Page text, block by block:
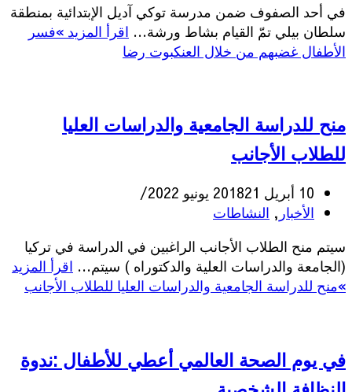
في أحد الصفوف ضمن مدرسة توكي آديل الإبتدائية بمنطقة
سلطان بيلي تمّ القيام بشاط ورشة… اقرأ المزيد »فسر
الأطفال غضبهم من خلال العنكبوت رضا
منح للدراسة الجامعية والدراسات العليا
للطلاب الأجانب
10 أبريل 2018
21 يونيو 2022
الأخبار , النشاطات
سيتم منح الطلاب الأجانب الراغبين في الدراسة في تركيا
(الجامعة والدراسات العلية والدكتوراه ) سيتم… اقرأ المزيد
»منح للدراسة الجامعية والدراسات العليا للطلاب الأجانب
في يوم الصحة العالمي أعطي للأطفال :ندوة